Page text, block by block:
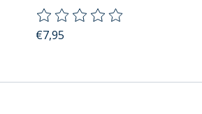
Die Bewertung dieses
€7,95